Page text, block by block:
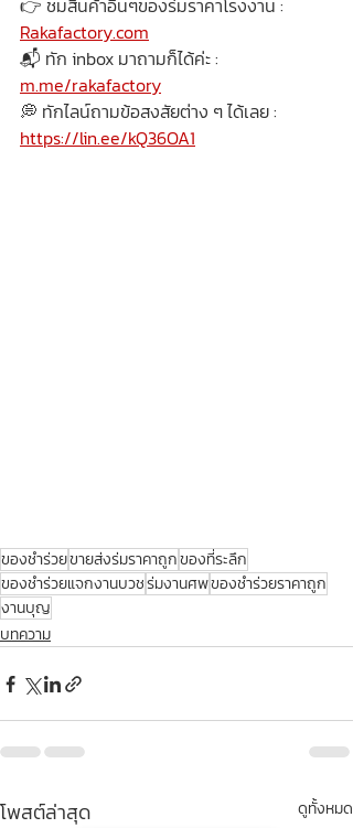
👉 ชมสินค้าอื่นๆของร่มราคาโรงงาน :
Rakafactory.com
📬 ทัก inbox มาถามก็ได้ค่ะ :
m.me/rakafactory
💭 ทักไลน์ถามข้อสงสัยต่าง ๆ ได้เลย :
https://lin.ee/kQ36OA1
ของชำร่วยขายส่งร่มราคาถูกของที่ระลึก
ของชำร่วยแจกงานบวชร่มงานศพของชำร่วยราคาถูก
งานบุญ
บทความ
โพสต์ล่าสุด ดูทั้งหมด